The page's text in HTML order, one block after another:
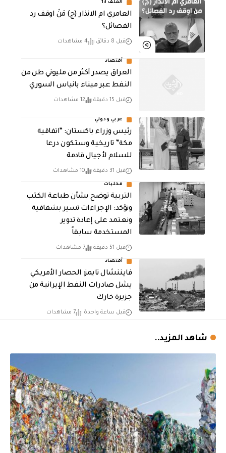
الملف 13
العامري ام الانذار (ج) مَنْ اوقف رد
الفصائل؟
قبل 8 دقائق 4 مشاهدات
أقتصاد
العراق يصدر أكثر من مليوني طن من
النفط عبر ميناء بانياس السوري
قبل 15 دقيقة 12 مشاهدات
عربي ودولي
رئيس وزراء باكستان: “اتفاقية
مكة” تاريخية وستكون درعا
للسلام لأجيال قادمة
قبل 31 دقيقة 10 مشاهدات
محليات
التربية توضح بشأن طباعة الكتب
وتؤكد: الإجراءات تسير بشفافية
ونعتمد على إعادة تدوير
المستخدمة سابقاً
قبل 51 دقيقة 7 مشاهدات
أقتصاد
فايننشال تايمز: الحصار الأمريكي
يشل صادرات النفط الإيرانية من
جزيرة خارك
قبل ساعة واحدة 7 مشاهدات
شاهد المزيد..